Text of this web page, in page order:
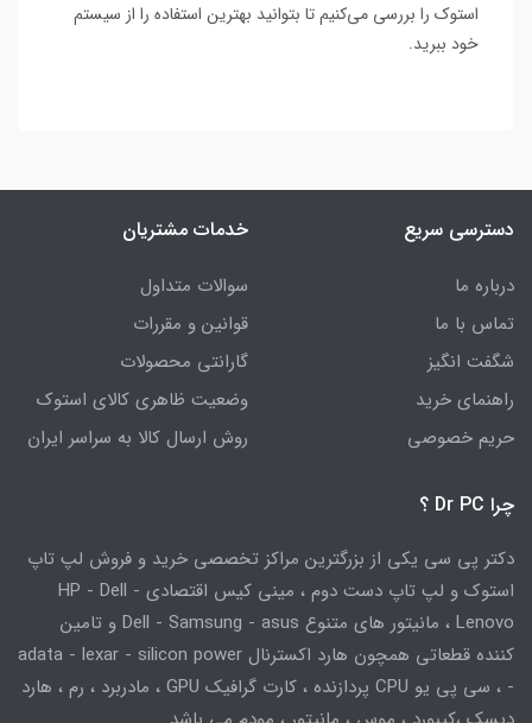
استوک را بررسی می‌کنیم تا بتوانید بهترین استفاده را از سیستم
خود ببرید.
دسترسی سریع
درباره ما
تماس با ما
شگفت انگیز
راهنمای خرید
حریم خصوصی
خدمات مشتریان
سوالات متداول
قوانین و مقررات
گارانتی محصولات
وضعیت ظاهری کالای استوک
روش ارسال کالا به سراسر ایران
چرا Dr PC ؟
دکتر پی سی یکی از بزرگترین مراکز تخصصی خرید و فروش لپ تاپ
استوک و لپ تاپ دست دوم ، مینی کیس اقتصادی HP - Dell -
Lenovo ، مانیتور های متنوع Dell - Samsung - asus و تامین
کننده قطعاتی همچون هارد اکسترنال adata - lexar - silicon power
- ، سی پی یو CPU پردازنده ، کارت گرافیک GPU ، مادربرد ، رم ، هارد